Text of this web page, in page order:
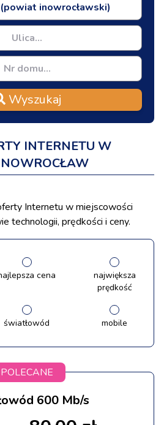
Wyszukaj
INTERNETU W
Internetu w miejscowości
technologii, prędkości i ceny.
cena
największa
prędkość
światłowód mobile
POLECANE
600 Mb/s